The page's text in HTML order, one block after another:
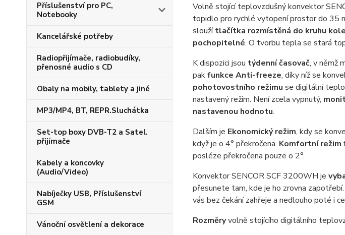
Příslušenství pro PC,
Notebooky
Kancelářské potřeby
Radiopřijímače, radiobudíky,
přenosné audio s CD
Obaly na mobily, tablety a jiné
MP3/MP4, BT, REPR.Sluchátka
Set-top boxy DVB-T2 a Satel.
přijímače
Kabely a koncovky
(Audio/Video)
Nabíječky USB, Příslušenství
GSM
Vánoční osvětlení a dekorace
Volně stojící teplovzdušný konvektor
topidlo pro rychlé vytopení prostor do 35
sloužítlačítka rozmístěná do kruhu
pochopitelné. O tvorbu tepla se stará
K dispozici jsou týdenní časovač, v němž
pakfunkce Anti-freeze, díky níž se
pohotovostního režimu se digitální
nastavený režim. Není zcela vypnutý,
nastavenou hodnotu.
Dalším je Ekonomický režim, kdy se
když je o 4° překročena. Komfortní režim
posléze překročena pouze o 2°.
Konvektor SENCOR SCF 3200WH je
přesunete tam, kde je ho zrovna zapotřebí.
vás bez čekání zahřeje a nedlouho poté i
Rozměryvolně stojícího digitálního